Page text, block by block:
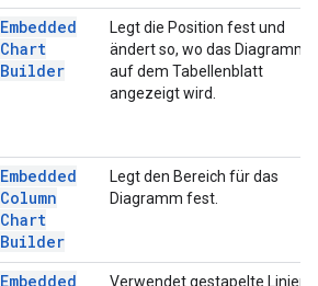
Embedded
Chart
Builder
Legt die Position fest und
ändert so, wo das Diagramm
auf dem Tabellenblatt
angezeigt wird.
Embedded
Column
Chart
Builder
Legt den Bereich für das
Diagramm fest.
Embedded Verwendet gestapelte Linien.